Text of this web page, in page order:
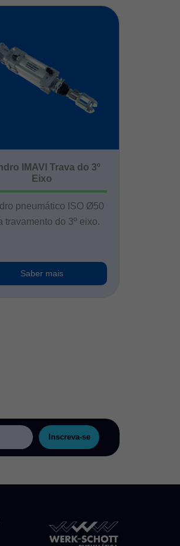
IMAVI Trava do 3º
Eixo
pneumático ISO Ø50
travamento do 3º eixo.
Saber mais
Inscreva-se